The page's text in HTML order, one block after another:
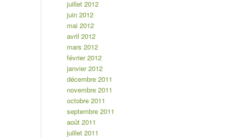
juillet 2012
juin 2012
mai 2012
avril 2012
mars 2012
février 2012
janvier 2012
décembre 2011
novembre 2011
octobre 2011
septembre 2011
août 2011
juillet 2011